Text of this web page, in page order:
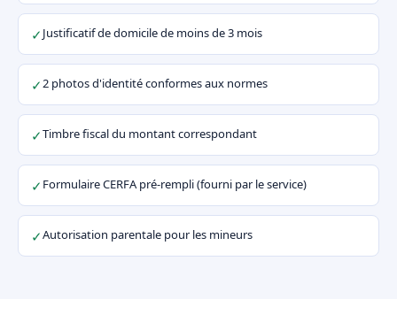
✓Justificatif de domicile de moins de 3 mois
✓2 photos d'identité conformes aux normes
✓Timbre fiscal du montant correspondant
✓ Formulaire CERFA pré-rempli (fourni par le service)
✓Autorisation parentale pour les mineurs